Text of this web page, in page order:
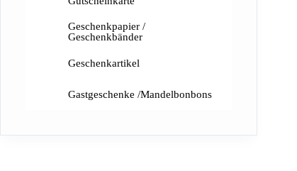
Geschenkpapier /
Geschenkbänder
Geschenkartikel
Gastgeschenke /Mandelbonbons